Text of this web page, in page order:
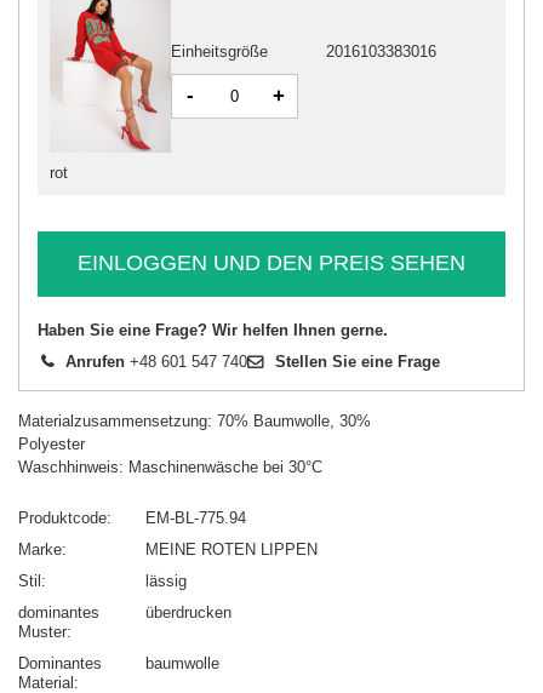
rot
Einheitsgröße 2016103383016
- +
EINLOGGEN UND DEN PREIS SEHEN
Haben Sie eine Frage? Wir helfen Ihnen gerne.
Anrufen +48 601 547 740 Stellen Sie eine Frage
Materialzusammensetzung: 70% Baumwolle, 30%
Polyester
Waschhinweis: Maschinenwäsche bei 30°C
Produktcode
EM-BL-775.94
Marke
MEINE ROTEN LIPPEN
Stil
lässig
dominantes
Muster
überdrucken
Dominantes
Material
baumwolle